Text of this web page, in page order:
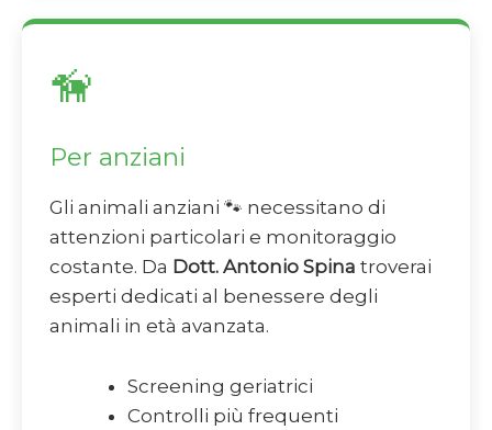
🦮
Per anziani
Gli animali anziani 🐾 necessitano di
attenzioni particolari e monitoraggio
costante. Da Dott. Antonio Spina troverai
esperti dedicati al benessere degli
animali in età avanzata.
Screening geriatrici
Controlli più frequenti